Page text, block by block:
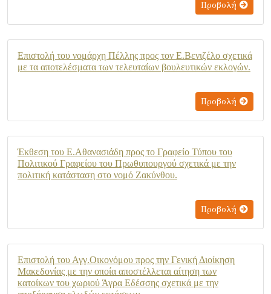
Προβολή
Επιστολή του νομάρχη Πέλλης προς τον Ε.Βενιζέλο σχετικά
με τα αποτελέσματα των τελευταίων βουλευτικών εκλογών.
Προβολή
Έκθεση του Ε.Αθανασιάδη προς το Γραφείο Τύπου του
Πολιτικού Γραφείου του Πρωθυπουργού σχετικά με την
πολιτική κατάσταση στο νομό Ζακύνθου.
Προβολή
Επιστολή του Αγγ.Οικονόμου προς την Γενική Διοίκηση
Μακεδονίας με την οποία αποστέλλεται αίτηση των
κατοίκων του χωριού Άγρα Εδέσσης σχετικά με την